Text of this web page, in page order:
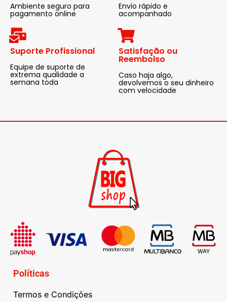
Ambiente seguro para
pagamento online
Envio rápido e
acompanhado
Suporte Profissional
Equipe de suporte de
extrema qualidade a
semana toda
Satisfação ou
Reembolso
Caso haja algo,
devolvemos o seu dinheiro
com velocidade
Políticas
Termos e Condições